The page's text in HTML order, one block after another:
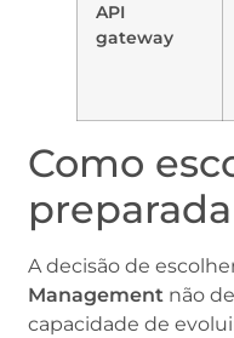
API
gateway
Como
A decisão de
Management não
capacidade de